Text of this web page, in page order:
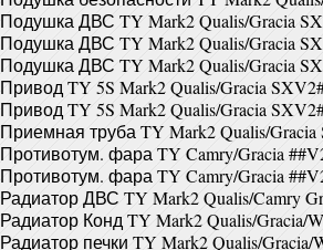
Подушка ДВС TY Mark2 Qualis/Gracia
Подушка ДВС TY Mark2 Qualis/Gracia
Подушка ДВС TY Mark2 Qualis/Gracia
Привод TY 5S Mark2 Qualis/Gracia
Привод TY 5S Mark2 Qualis/Gracia
Приемная труба TY Mark2 Qualis/
Противотум. фара TY Camry/Gracia
Противотум. фара TY Camry/Gracia
Радиатор ДВС TY Mark2 Qualis/Camry
Радиатор Конд TY Mark2 Qualis/Gracia/
Радиатор печки TY Mark2 Qualis/Gracia/